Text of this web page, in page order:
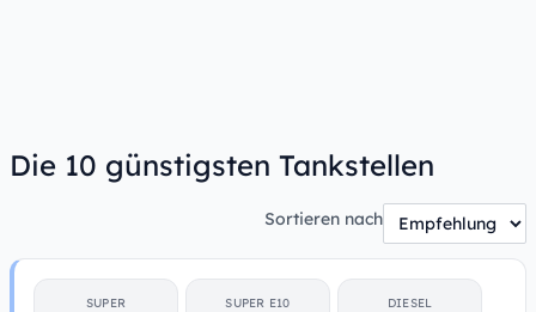
Die 10 günstigsten Tankstellen
Sortieren nach
SUPER SUPER E10 DIESEL